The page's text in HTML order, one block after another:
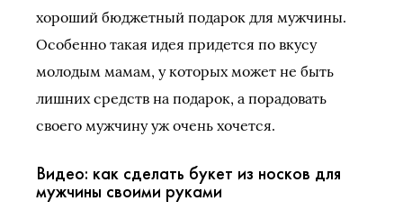
хороший бюджетный подарок для мужчины.
Особенно такая идея придется по вкусу
молодым мамам, у которых может не быть
лишних средств на подарок, а порадовать
своего мужчину уж очень хочется.
Видео: как сделать букет из носков для
мужчины своими руками